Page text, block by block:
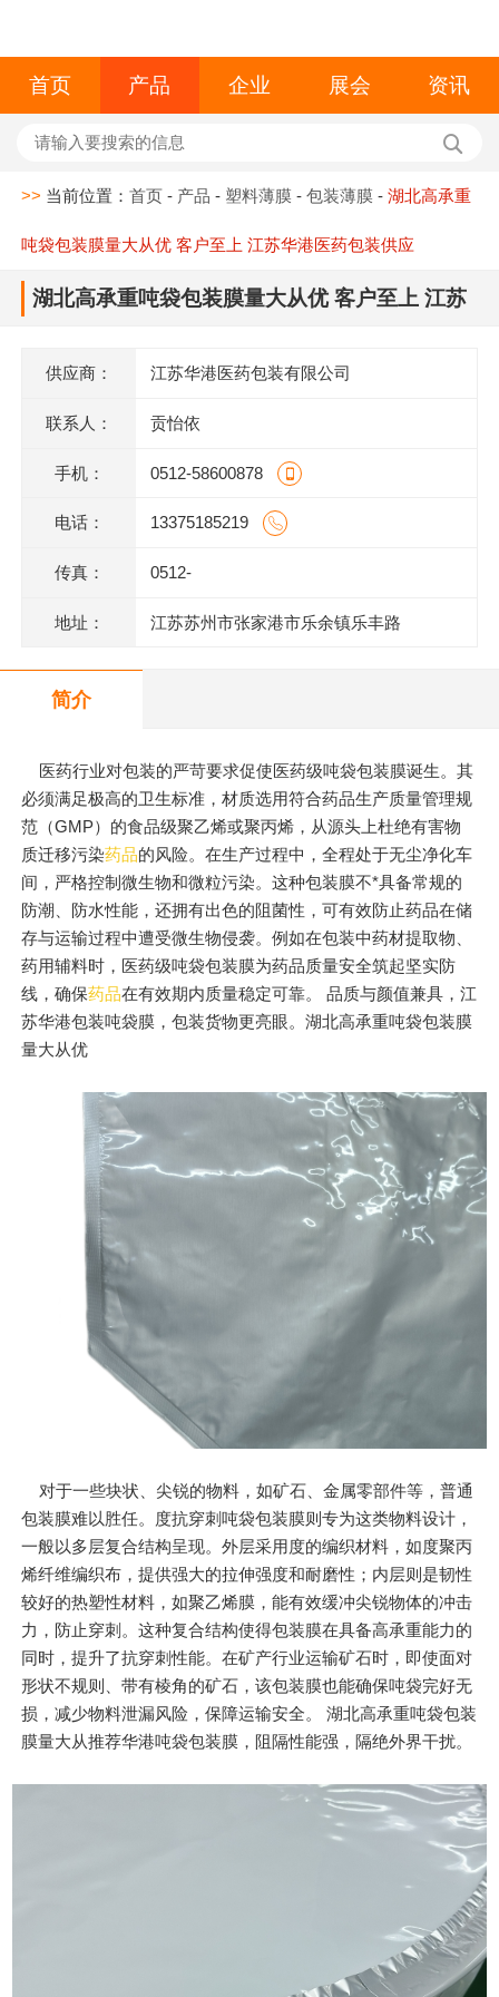
首页 产品 企业 展会 资讯
>> 当前位置：首页 - 产品 - 塑料薄膜 -包装薄膜 -湖北高承重
吨袋包装膜量大从优 客户至上 江苏华港医药包装供应
湖北高承重吨袋包装膜量大从优 客户至上 江苏
供应商： 江苏华港医药包装有限公司
联系人： 贡怡依
手机： 0512-58600878
电话： 13375185219
传真： 0512-
地址： 江苏苏州市张家港市乐余镇乐丰路
简介
医药行业对包装的严苛要求促使医药级吨袋包装膜诞生。其
必须满足极高的卫生标准，材质选用符合药品生产质量管理规
范（GMP）的食品级聚乙烯或聚丙烯，从源头上杜绝有害物
质迁移污染药品的风险。在生产过程中，全程处于无尘净化车
间，严格控制微生物和微粒污染。这种包装膜不*具备常规的
防潮、防水性能，还拥有出色的阻菌性，可有效防止药品在储
存与运输过程中遭受微生物侵袭。例如在包装中药材提取物、
药用辅料时，医药级吨袋包装膜为药品质量安全筑起坚实防
线，确保药品在有效期内质量稳定可靠。 品质与颜值兼具，江
苏华港包装吨袋膜，包装货物更亮眼。湖北高承重吨袋包装膜
量大从优
对于一些块状、尖锐的物料，如矿石、金属零部件等，普通
包装膜难以胜任。度抗穿刺吨袋包装膜则专为这类物料设计，
一般以多层复合结构呈现。外层采用度的编织材料，如度聚丙
烯纤维编织布，提供强大的拉伸强度和耐磨性；内层则是韧性
较好的热塑性材料，如聚乙烯膜，能有效缓冲尖锐物体的冲击
力，防止穿刺。这种复合结构使得包装膜在具备高承重能力的
同时，提升了抗穿刺性能。在矿产行业运输矿石时，即使面对
形状不规则、带有棱角的矿石，该包装膜也能确保吨袋完好无
损，减少物料泄漏风险，保障运输安全。 湖北高承重吨袋包装
膜量大从推荐华港吨袋包装膜，阻隔性能强，隔绝外界干扰。